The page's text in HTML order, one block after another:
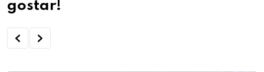
gostar!